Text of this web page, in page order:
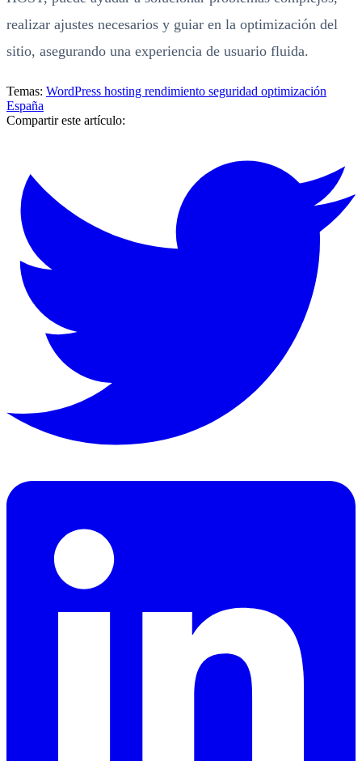
realizar ajustes necesarios y guiar en la optimización del
sitio, asegurando una experiencia de usuario fluida.
Temas: WordPress hosting rendimiento seguridad optimización
España
Compartir este artículo: